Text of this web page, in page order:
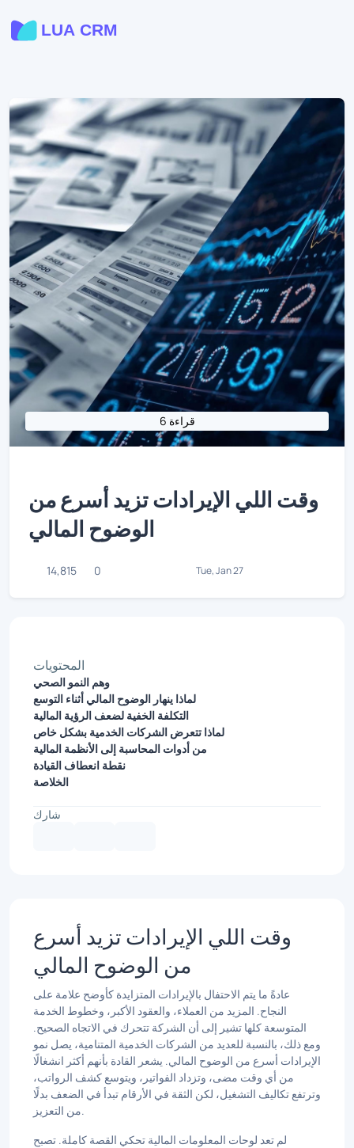
6 قراءة
وقت اللي الإيرادات تزيد أسرع من
الوضوح المالي
14,815 0 Tue, Jan 27
المحتويات
وهم النمو الصحي
لماذا ينهار الوضوح المالي أثناء التوسع
التكلفة الخفية لضعف الرؤية المالية
لماذا تتعرض الشركات الخدمية بشكل خاص
من أدوات المحاسبة إلى الأنظمة المالية
نقطة انعطاف القيادة
الخلاصة
شارك
وقت اللي الإيرادات تزيد أسرع
من الوضوح المالي
عادةً ما يتم الاحتفال بالإيرادات المتزايدة كأوضح علامة على
النجاح. المزيد من العملاء، والعقود الأكبر، وخطوط الخدمة
المتوسعة كلها تشير إلى أن الشركة تتحرك في الاتجاه الصحيح.
ومع ذلك، بالنسبة للعديد من الشركات الخدمية المتنامية، يصل نمو
الإيرادات أسرع من الوضوح المالي. يشعر القادة بأنهم أكثر انشغالًا
من أي وقت مضى، وتزداد الفواتير، ويتوسع كشف الرواتب،
وترتفع تكاليف التشغيل، لكن الثقة في الأرقام تبدأ في الضعف بدلًا
من التعزيز.
لم تعد لوحات المعلومات المالية تحكي القصة كاملة. تصبح